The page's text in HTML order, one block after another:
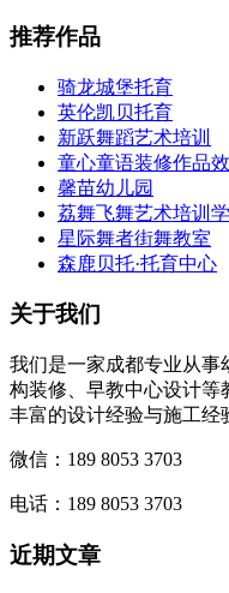
推荐作品
骑龙城堡托育
英伦凯贝托育
新跃舞蹈艺术培训
童心童语装修作品
馨苗幼儿园
荔舞飞舞艺术培训
星际舞者街舞教室
森鹿贝托·托育中心
关于我们
我们是一家成都专业从事
构装修、早教中心设计等
丰富的设计经验与施工经
微信：189 8053 3703
电话：189 8053 3703
近期文章